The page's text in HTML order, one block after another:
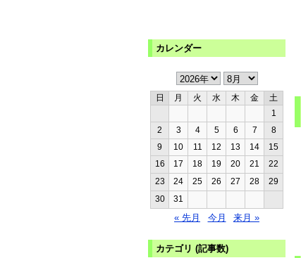
カレンダー
日 月 火 水 木 金
土
1
2
3 4 5 6 7
8
9
10 11 12 13 14
15
16
17 18 19 20 21
22
23
24 25 26 27 28
29
30
31
« 先月 今月 来月 »
カテゴリ (記事数)